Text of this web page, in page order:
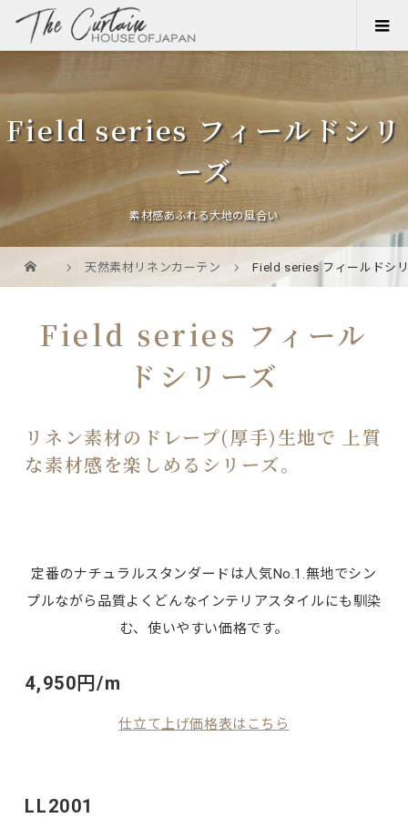
Field series フィールドシリ
ーズ
素材感あふれる大地の風合い
天然素材リネンカーテン Field series フィールドシ
Field series フィール
ドシリーズ
リネン素材のドレープ(厚手)生地で 上質
な素材感を楽しめるシリーズ。
定番のナチュラルスタンダードは人気No.1.無地でシン
プルながら品質よくどんなインテリアスタイルにも馴染
む、使いやすい価格です。
4,950円/m
仕立て上げ価格表はこちら
LL2001